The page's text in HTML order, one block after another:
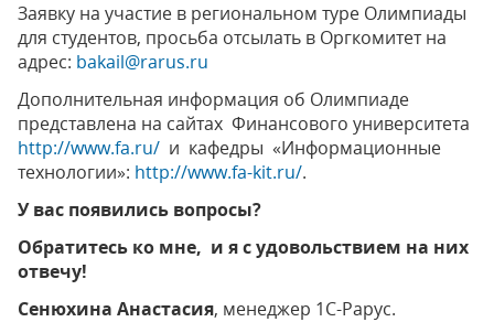
Заявку на участие в региональном туре Олимпиады
для студентов, просьба отсылать в Оргкомитет на
адрес: bakail@rarus.ru
Дополнительная информация об Олимпиаде
представлена на сайтах Финансового университета
http://www.fa.ru/ и кафедры «Информационные
технологии»: http://www.fa-kit.ru/.
У вас появились вопросы?
Обратитесь ко мне, и я с удовольствием на них
отвечу!
Сенюхина Анастасия, менеджер 1С-Рарус.